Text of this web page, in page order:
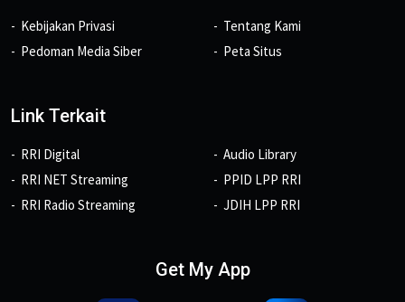
Kebijakan Privasi
Pedoman Media Siber
Tentang Kami
Peta Situs
Link Terkait
RRI Digital
RRI NET Streaming
RRI Radio Streaming
Audio Library
PPID LPP RRI
JDIH LPP RRI
Get My App